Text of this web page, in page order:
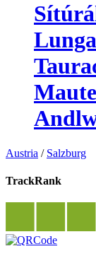
Austria / Salzburg
TrackRank